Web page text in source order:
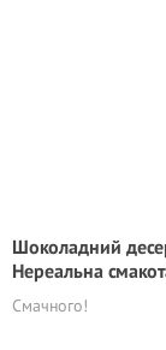
Шоколадний
Нереальна
Смачного!